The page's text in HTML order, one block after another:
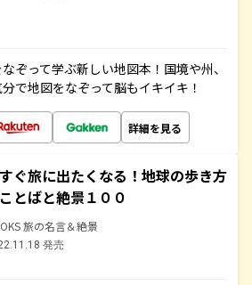
ぞって学ぶ新しい地図本！国境や州、
で地図をなぞって脳もイキイキ！
詳細を見る
ぐ旅に出たくなる！地球の歩き方
とばと絶景１００
旅の名言＆絶景
発売